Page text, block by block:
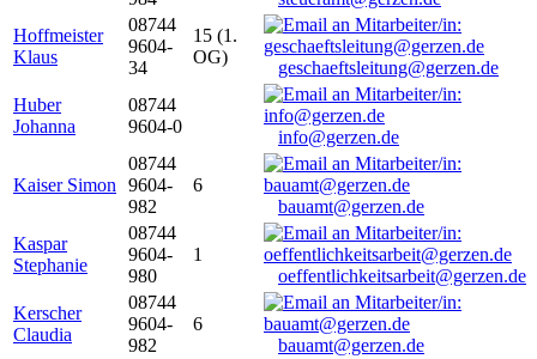
Hoffmeister
Klaus
08744
9604-
34
15 (1.
OG)
geschaeftsleitung@gerzen.de
Huber
Johanna
08744
9604-0
info@gerzen.de
Kaiser Simon
08744
9604-
982
6
bauamt@gerzen.de
Kaspar
Stephanie
08744
9604-
980
1
oeffentlichkeitsarbeit@gerzen.de
Kerscher
Claudia
08744
9604-
982
6
bauamt@gerzen.de